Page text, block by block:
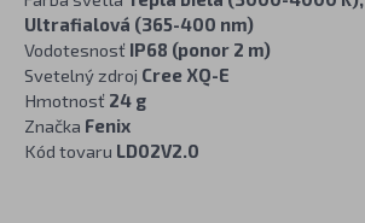
Ultrafialová (365-400 nm)
Vodotesnosť IP68 (ponor 2 m)
Svetelný zdroj Cree XQ-E
Hmotnosť 24 g
Značka Fenix
Kód tovaru LD02V2.0